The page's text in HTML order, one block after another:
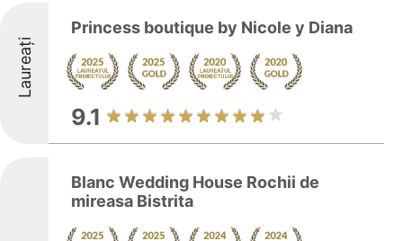
Laureați
Princess boutique by Nicole y Diana
9.1
Blanc Wedding House Rochii de
mireasa Bistrita